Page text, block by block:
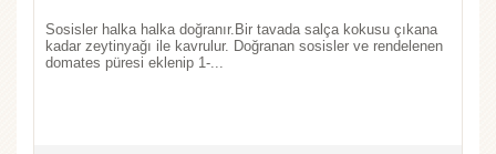
Sosisler halka halka doğranır.Bir tavada salça kokusu çıkana
kadar zeytinyağı ile kavrulur. Doğranan sosisler ve rendelenen
domates püresi eklenip 1-...